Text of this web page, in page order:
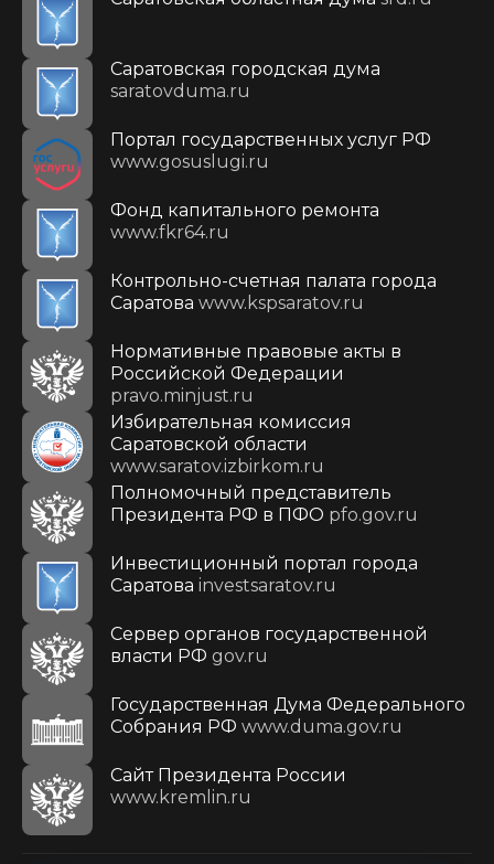
Саратовская городская дума
saratovduma.ru
Портал государственных услуг РФ
www.gosuslugi.ru
Фонд капитального ремонта
www.fkr64.ru
Контрольно-счетная палата города
Саратова www.kspsaratov.ru
Нормативные правовые акты в
Российской Федерации
pravo.minjust.ru
Избирательная комиссия
Саратовской области
www.saratov.izbirkom.ru
Полномочный представитель
Президента РФ в ПФО pfo.gov.ru
Инвестиционный портал города
Саратова investsaratov.ru
Сервер органов государственной
власти РФ gov.ru
Государственная Дума Федерального
Собрания РФ www.duma.gov.ru
Cайт Президента России
www.kremlin.ru